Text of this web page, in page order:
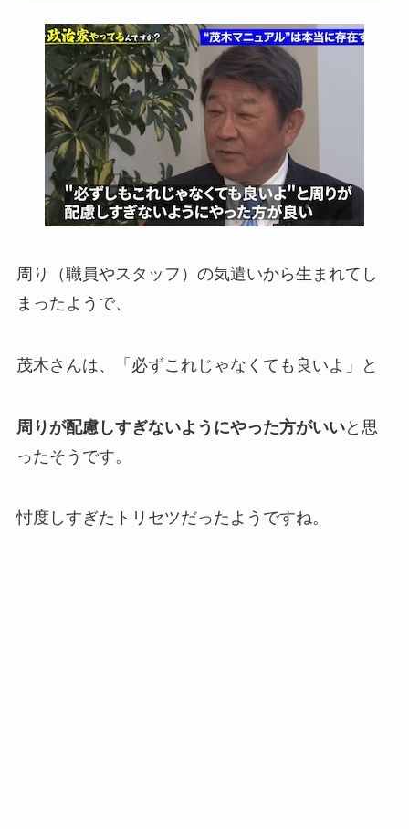
周り（職員やスタッフ）の気遣いから生まれてし
まったようで、
茂木さんは、「必ずこれじゃなくても良いよ」と
周りが配慮しすぎないようにやった方がいいと思
ったそうです。
忖度しすぎたトリセツだったようですね。